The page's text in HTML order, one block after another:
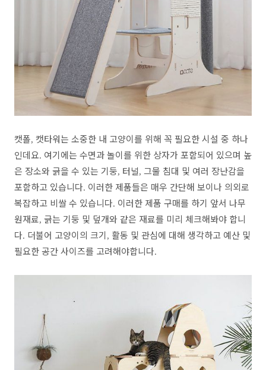
캣폴, 캣타워는 소중한 내 고양이를 위해 꼭 필요한 시설 중 하나
인데요. 여기에는 수면과 놀이를 위한 상자가 포함되어 있으며 높
은 장소와 긁을 수 있는 기둥, 터널, 그물 침대 및 여러 장난감을
포함하고 있습니다. 이러한 제품들은 매우 간단해 보이나 의외로
복잡하고 비쌀 수 있습니다. 이러한 제품 구매를 하기 앞서 나무
원재료, 긁는 기둥 및 덮개와 같은 재료를 미리 체크해봐야 합니
다. 더불어 고양이의 크기, 활동 및 관심에 대해 생각하고 예산 및
필요한 공간 사이즈를 고려해야합니다.